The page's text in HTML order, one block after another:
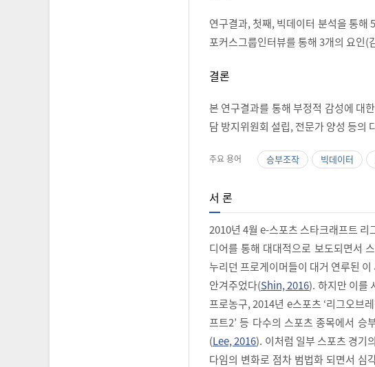
연구결과, 첫째, 빅데이터 분석을 통해
포커스그룹인터뷰를 통해 3개의 요인(
결론
본 연구결과를 통해 부정적 감성에 대
담 방지위원회 설립, 전문가 양성 등의
주요 용어 승부조작 빅데이터
서 론
2010년 4월 e-스포츠 스타크래프트 리
디어를 통해 대대적으로 보도되면서
누리던 프로게이머들이 대거 연루된
안겨주었다(Shin, 2016). 하지만 이를
프로농구, 2014년 e스포츠 ‘리그오브
프트2’ 등 다수의 스포츠 종목에서
(Lee, 2016). 이처럼 일부 스포츠 경기
다임의 변화로 점차 범법화 되면서 심